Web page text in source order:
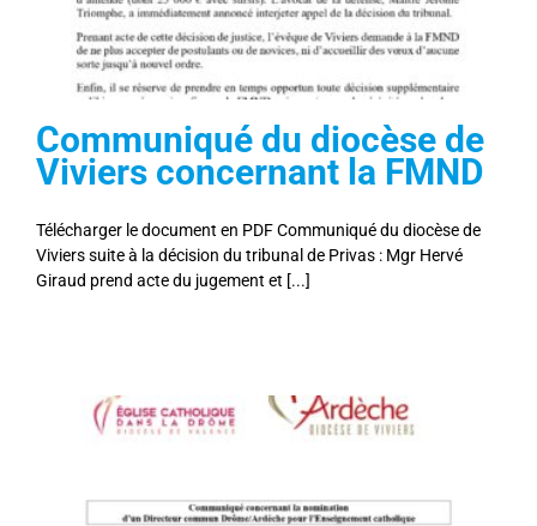
Communiqué du diocèse de
Viviers concernant la FMND
Télécharger le document en PDF Communiqué du diocèse de
Viviers suite à la décision du tribunal de Privas : Mgr Hervé
Giraud prend acte du jugement et [...]